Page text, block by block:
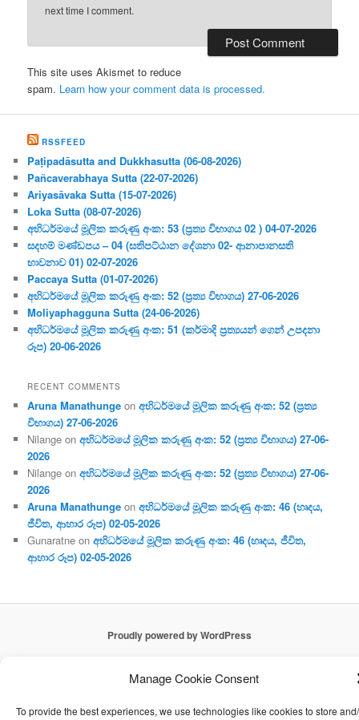
Manage Cookie Consent
To provide the best experiences, we use technologies like cookies to store
next time I comment.
This site uses Akismet to reduce
spam. Learn how your comment data is processed.
RSSFEED
Paṭipadāsutta and Dukkhasutta (06-08-2026)
Pañcaverabhaya Sutta (22-07-2026)
Ariyasāvaka Sutta (15-07-2026)
Loka Sutta (08-07-2026)
අභිධර්මයේ මූලික කරුණු අංක: 53 (ප්‍ර‍ත්‍ය විභාගය 02 ) 04-07-2026
සදහම් මණ්ඩපය – 04 (සතිපට්ඨාන දේශනා 02- ආනාපානසති
භාවනාව 01) 02-07-2026
Paccaya Sutta (01-07-2026)
අභිධර්මයේ මූලික කරුණු අංක: 52 (ප්‍ර‍ත්‍ය විභාගය) 27-06-2026
Moliyaphagguna Sutta (24-06-2026)
අභිධර්මයේ මූලික කරුණු අංක: 51 (කර්මාදි ප්‍ර‍ත්‍යයන් ගෙන් උපදනා
රූප) 20-06-2026
RECENT COMMENTS
Aruna Manathunge onඅභිධර්මයේ මූලික කරුණු අංක: 52 (ප්‍ර‍ත්‍ය
විභාගය) 27-06-2026
Nilange onඅභිධර්මයේ මූලික කරුණු අංක: 52 (ප්‍ර‍ත්‍ය විභාගය) 27-06-
2026
Nilange onඅභිධර්මයේ මූලික කරුණු අංක: 52 (ප්‍ර‍ත්‍ය විභාගය) 27-06-
2026
Aruna Manathunge onඅභිධර්මයේ මූලික කරුණු අංක: 46 (හෘදය,
ජීවිත, ආහාර රූප) 02-05-2026
Gunaratne onඅභිධර්මයේ මූලික කරුණු අංක: 46 (හෘදය, ජීවිත,
ආහාර රූප) 02-05-2026
Proudly powered by WordPress